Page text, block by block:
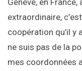
Genève, en
extraordinaire,
coopération qu’il
ne suis pas de la
mes coordonnées